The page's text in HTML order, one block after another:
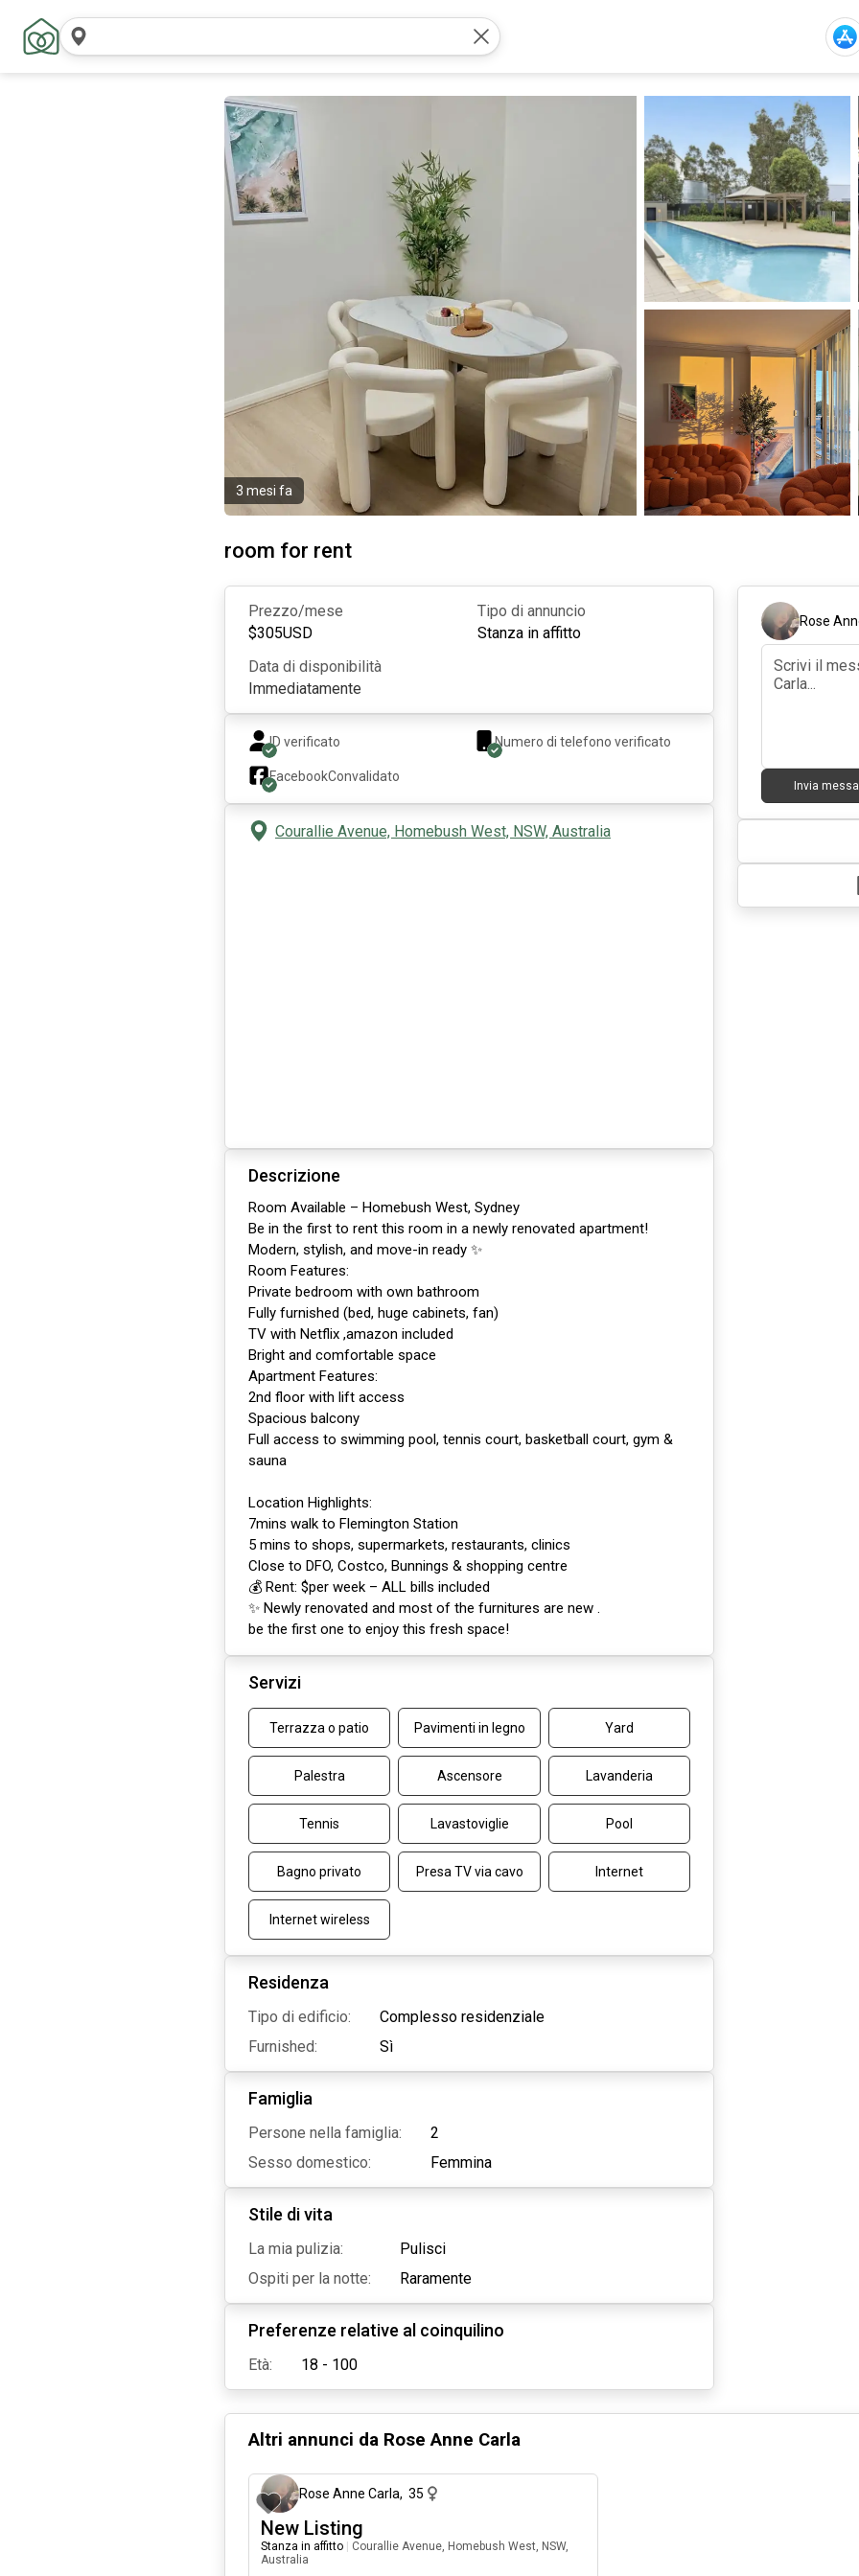
Cerca
3 mesi fa
room for rent
Prezzo/mese
$305USD
Tipo di annuncio
Stanza in affitto
Data di disponibilità
Immediatamente
ID verificato Numero di telefono verificato
FacebookConvalidato
Courallie Avenue, Homebush West, NSW, Australia
Descrizione
Room Available – Homebush West, Sydney
Be in the first to rent this room in a newly renovated apartment!
Modern, stylish, and move-in ready ✨
Room Features:
Private bedroom with own bathroom
Fully furnished (bed, huge cabinets, fan)
TV with Netflix ,amazon included
Bright and comfortable space
Apartment Features:
2nd floor with lift access
Spacious balcony
Full access to swimming pool, tennis court, basketball court, gym &
sauna
Location Highlights:
7mins walk to Flemington Station
5 mins to shops, supermarkets, restaurants, clinics
Close to DFO, Costco, Bunnings & shopping centre
💰 Rent: $per week – ALL bills included
✨ Newly renovated and most of the furnitures are new .
be the first one to enjoy this fresh space!
Servizi
Terrazza o patio Pavimenti in legno Yard
Palestra Ascensore Lavanderia
Tennis Lavastoviglie Pool
Bagno privato Presa TV via cavo Internet
Internet wireless
Residenza
Tipo di edificio:
Complesso residenziale
Furnished:
Sì
Famiglia
Persone nella famiglia:
2
Sesso domestico:
Femmina
Stile di vita
La mia pulizia:
Pulisci
Ospiti per la notte:
Raramente
Preferenze relative al coinquilino
Età: 18 - 100
Rose
Invia
Altri annunci da Rose Anne Carla
Rose Anne Carla, 35
New Listing
Stanza in affitto
Courallie Avenue, Homebush West, NSW,
Australia